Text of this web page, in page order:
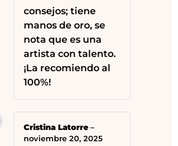
consejos; tiene
manos de oro, se
nota que es una
artista con talento.
¡La recomiendo al
100%!
Cristina Latorre–
noviembre 20, 2025